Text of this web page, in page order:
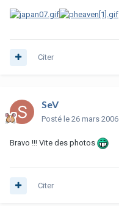
Citer
SeV
Posté le 26 mars 2006
Bravo !!! Vite des photos
Citer